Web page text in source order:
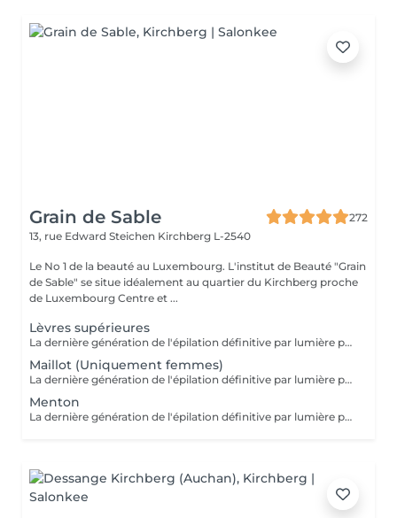
Grain de Sable
272
13, rue Edward Steichen Kirchberg L-2540
Le No 1 de la beauté au Luxembourg. L'institut de Beauté "Grain
de Sable" se situe idéalement au quartier du Kirchberg proche
de Luxembourg Centre et ...
Lèvres supérieures
La dernière génération de l'épilation définitive par lumière pulsée permet d'obtenir des résultats impressionnants pour des multiples types de peaux. La technologie brevetée « In-motion » rend le traitement quasi indolore.
Maillot (Uniquement femmes)
La dernière génération de l'épilation définitive par lumière pulsée permet d'obtenir des résultats impressionnants pour des multiples types de peaux. La technologie brevetée « In-motion » rend le traitement quasi indolore.
Menton
La dernière génération de l'épilation définitive par lumière pulsée permet d'obtenir des résultats impressionnants pour des multiples types de peaux. La technologie brevetée « In-motion » rend le traitement quasi indolore.